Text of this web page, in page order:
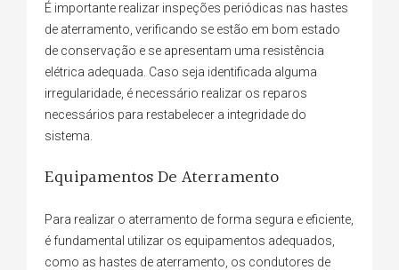
É importante realizar inspeções periódicas nas hastes
de aterramento, verificando se estão em bom estado
de conservação e se apresentam uma resistência
elétrica adequada. Caso seja identificada alguma
irregularidade, é necessário realizar os reparos
necessários para restabelecer a integridade do
sistema.
Equipamentos De Aterramento
Para realizar o aterramento de forma segura e eficiente,
é fundamental utilizar os equipamentos adequados,
como as hastes de aterramento, os condutores de